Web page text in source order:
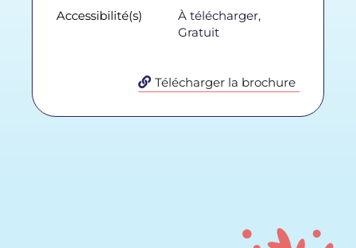
Accessibilité(s)
À télécharger,
Gratuit
Télécharger la brochure